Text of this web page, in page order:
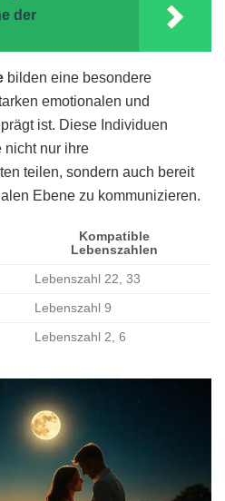
der
bilden eine besondere
emotionalen und
ist. Diese Individuen
nicht nur ihre
teilen, sondern auch bereit
Ebene zu kommunizieren.
Kompatible
Lebenszahlen
Lebenszahl 22, 33
Lebenszahl 9
Lebenszahl 2, 6